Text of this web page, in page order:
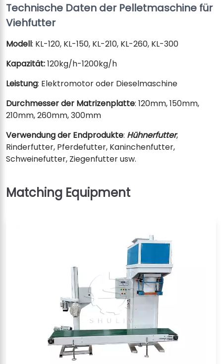
Technische Daten der Pelletmaschine für
Viehfutter
Modell: KL-120, KL-150, KL-210, KL-260, KL-300
Kapazität:120kg/h-1200kg/h
Leistung: Elektromotor oder Dieselmaschine
Durchmesser der Matrizenplatte: 120mm, 150mm,
210mm, 260mm, 300mm
Verwendung der Endprodukte: Hühnerfutter,
Rinderfutter, Pferdefutter, Kaninchenfutter,
Schweinefutter, Ziegenfutter usw.